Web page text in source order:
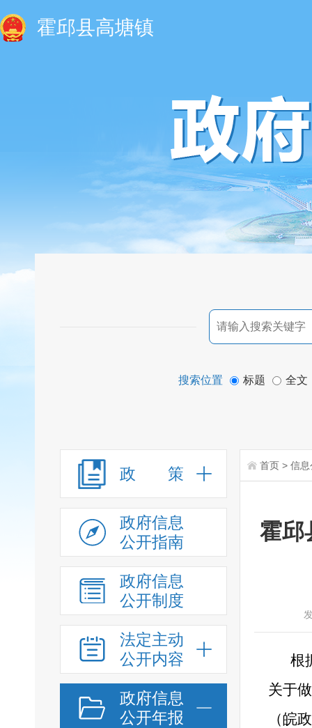
霍邱县高塘镇
搜索位置 标题 全文
政 策
政府信息
公开指南
政府信息
公开制度
法定主动
公开内容
政府信息
公开年报
首页 > 信息
霍邱
根
关于
（皖